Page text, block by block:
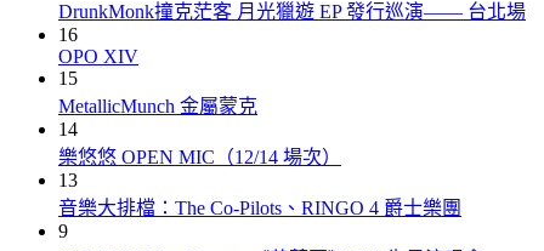
DrunkMonk撞克茫客 月光獵遊 EP 發行巡演—— 台北場
16
OPO XIV
15
MetallicMunch 金屬蒙克
14
樂悠悠 OPEN MIC（12/14 場次）
13
音樂大排檔：The Co-Pilots、RINGO 4 爵士樂團
9